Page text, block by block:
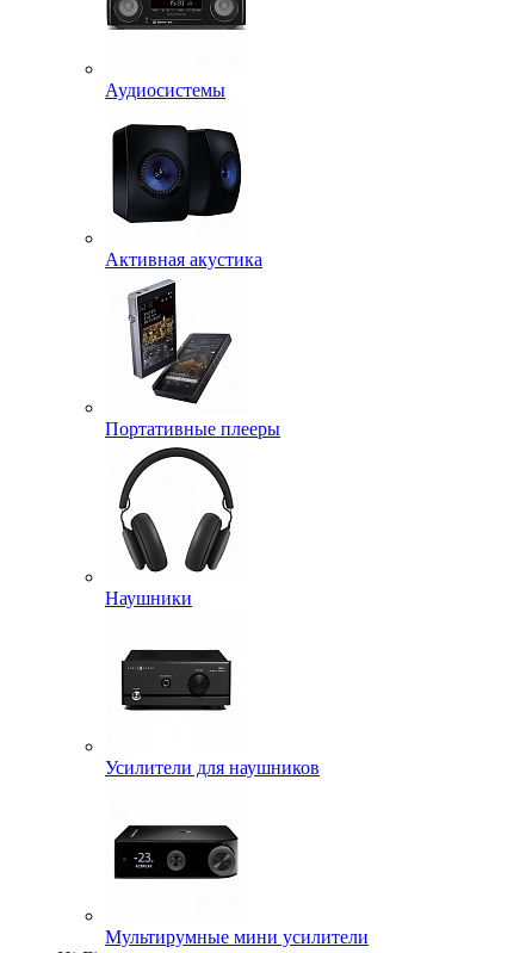
Аудиосистемы
Активная акустика
Портативные плееры
Наушники
Усилители для наушников
Мультирумные мини усилители